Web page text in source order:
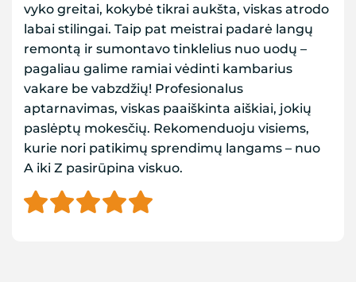
vyko greitai, kokybė tikrai aukšta, viskas atrodo
labai stilingai. Taip pat meistrai padarė langų
remontą ir sumontavo tinklelius nuo uodų –
pagaliau galime ramiai vėdinti kambarius
vakare be vabzdžių! Profesionalus
aptarnavimas, viskas paaiškinta aiškiai, jokių
paslėptų mokesčių. Rekomenduoju visiems,
kurie nori patikimų sprendimų langams – nuo
A iki Z pasirūpina viskuo.